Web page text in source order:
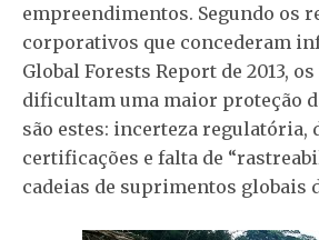
empreendimentos. Segundo os
corporativos que concederam
Global Forests Report de 2013,
dificultam uma maior proteção
são estes: incerteza regulatória,
certificações e falta de
cadeias de suprimentos globais